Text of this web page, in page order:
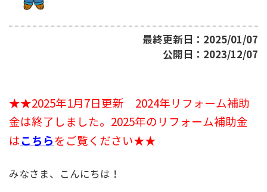
最終更新日：2025/01/07
公開日：2023/12/07
★★2025年1月7日更新 2024年リフォーム補助
金は終了しました。2025年のリフォーム補助金
はこちらをご覧ください★★
みなさま、こんにちは！